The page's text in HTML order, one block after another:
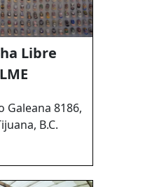
Libre
Galeana 8186,
B.C.